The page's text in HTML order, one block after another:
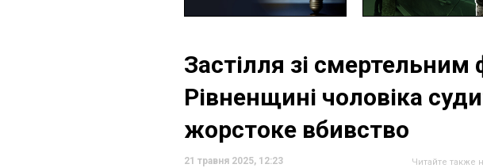
Застілля зі смертельним
Рівненщині чоловіка
жорстоке вбивство
21 травня 2025, 12:23 Читайте также